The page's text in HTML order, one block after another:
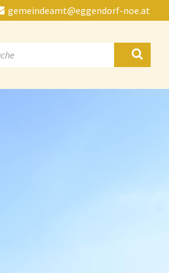
gemeindeamt@eggendorf-noe.at